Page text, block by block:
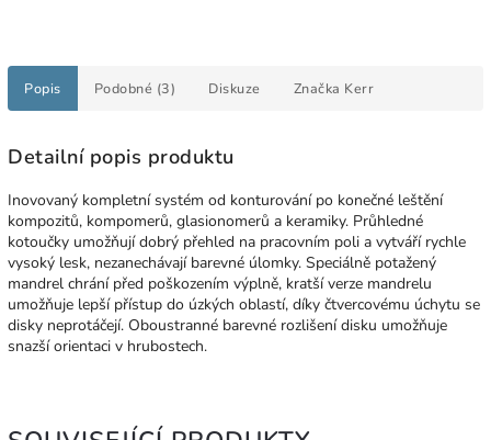
Popis Podobné (3) Diskuze Značka Kerr
Detailní popis produktu
Inovovaný kompletní systém od konturování po konečné leštění
kompozitů, kompomerů, glasionomerů a keramiky. Průhledné
kotoučky umožňují dobrý přehled na pracovním poli a vytváří rychle
vysoký lesk, nezanechávají barevné úlomky. Speciálně potažený
mandrel chrání před poškozením výplně, kratší verze mandrelu
umožňuje lepší přístup do úzkých oblastí, díky čtvercovému úchytu se
disky neprotáčejí. Oboustranné barevné rozlišení disku umožňuje
snazší orientaci v hrubostech.